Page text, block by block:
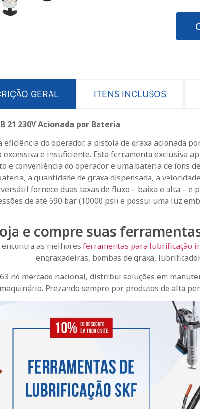
GERAL ITENS INCLUSOS
21 230V Acionada por Bateria
eficiência do operador, a pistola de graxa acionada
e insuficiente. Esta ferramenta exclusiva
e conveniência do operador e uma bateria de íons
a quantidade de graxa dispensada, a
fornece duas taxas de fluxo – baixa e alta – e
de até 690 bar (10000 psi) e possui uma luz
e compre suas
encontra as melhores ferramentas para lubrificação
engraxadeiras, bombas de graxa,
no mercado nacional, distribui soluções em
maquinário. Prezando sempre por produtos de alta